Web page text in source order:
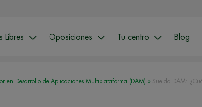
Libres Oposiciones Tu centro Blog
en Desarrollo de Aplicaciones Multiplataforma (DAM) » Sueldo DAM: